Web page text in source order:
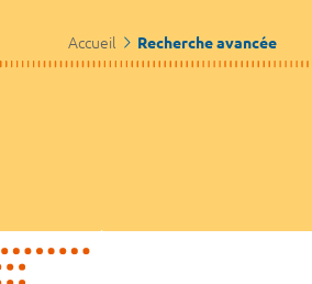
Accueil Recherche avancée